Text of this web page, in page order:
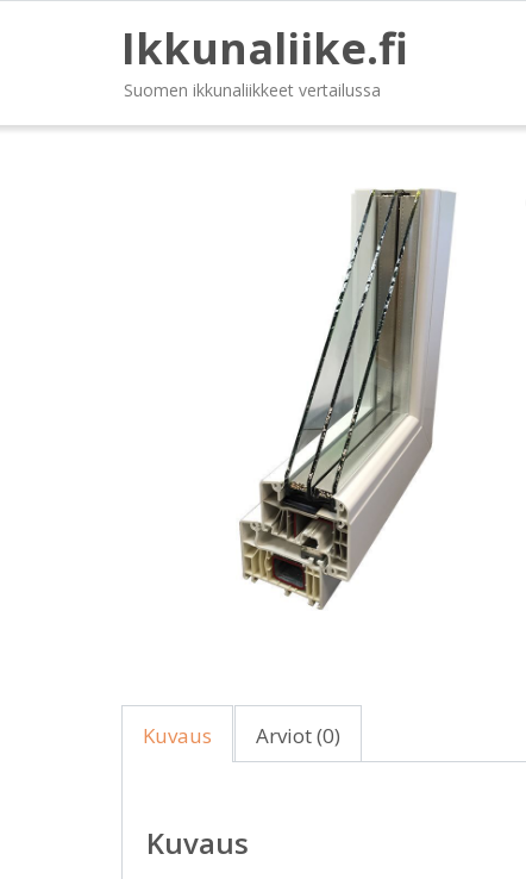
Ikkunaliike.fi
Suomen ikkunaliikkeet vertailussa
Kuvaus Arviot (0)
Kuvaus